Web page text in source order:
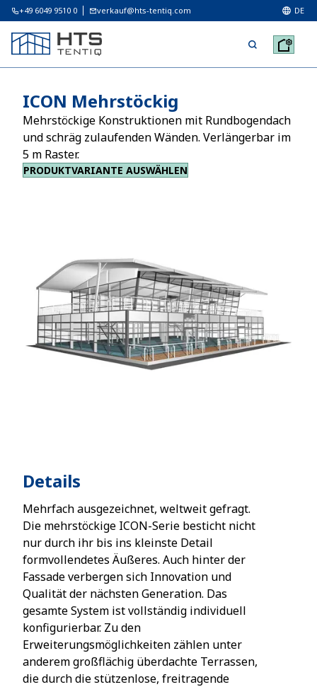
+49 6049 9510 0 verkauf@hts-tentiq.com DE
ICON Mehrstöckig
Mehrstöckige Konstruktionen mit Rundbogendach
und schräg zulaufenden Wänden. Verlängerbar im
5 m Raster.
PRODUKTVARIANTE AUSWÄHLEN
Details
Mehrfach ausgezeichnet, weltweit gefragt.
Die mehrstöckige ICON-Serie besticht nicht
nur durch ihr bis ins kleinste Detail
formvollendetes Äußeres. Auch hinter der
Fassade verbergen sich Innovation und
Qualität der nächsten Generation. Das
gesamte System ist vollständig individuell
konfigurierbar. Zu den
Erweiterungsmöglichkeiten zählen unter
anderem großflächig überdachte Terrassen,
die durch die stützenlose, freitragende